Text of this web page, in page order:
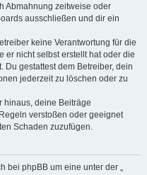
Abmahnung zeitweise oder
ausschließen und dir ein
keine Verantwortung für die
er nicht selbst erstellt hat oder die
Du gestattest dem Betreiber, dein
jederzeit zu löschen oder zu
hinaus, deine Beiträge
verstoßen oder geeignet
Schaden zuzufügen.
bei phpBB um eine unter der „